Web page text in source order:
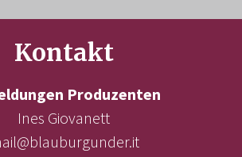
Kontakt
Produzenten
Ines Giovanett